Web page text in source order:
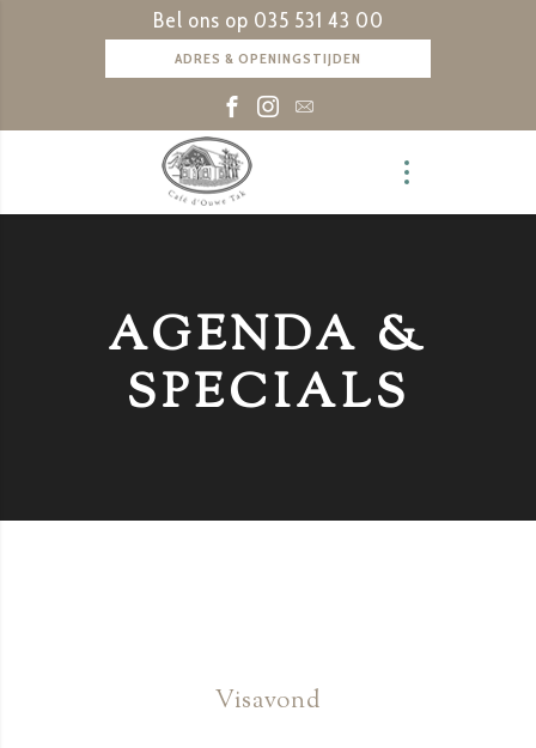
Bel ons op 035 531 43 00
ADRES & OPENINGSTIJDEN
AGENDA &
SPECIALS
Visavond